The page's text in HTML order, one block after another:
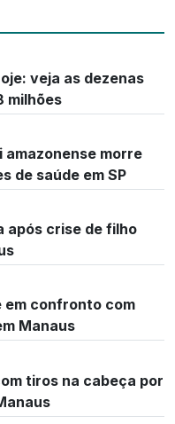
veja as dezenas
milhões
amazonense morre
de saúde em SP
após crise de filho
em confronto com
Manaus
tiros na cabeça por